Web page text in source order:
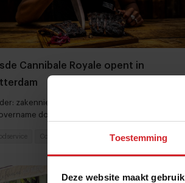
Toestemming
Deze website maakt
Cannibale Royale opent in
zakennieuws over aardgasloze Albert Heijns
door Bidfood
14 februari 2022| 3 min